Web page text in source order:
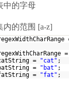
的字母
的范围 [a-z]
= "cat" ;
= "bat" ;
= "fat" ;